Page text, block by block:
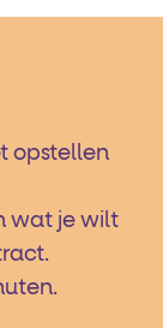
opstellen
wat je wilt